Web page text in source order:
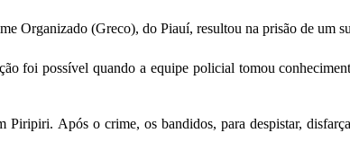
Organizado (Greco), do Piauí, resultou na prisão de um
foi possível quando a equipe policial tomou
Após o crime, os bandidos, para despistar,